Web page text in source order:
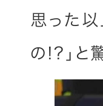
思った以
の!?」と